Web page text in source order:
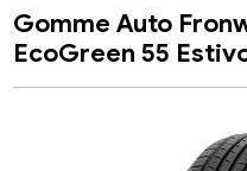
Gomme Auto
EcoGreen 55